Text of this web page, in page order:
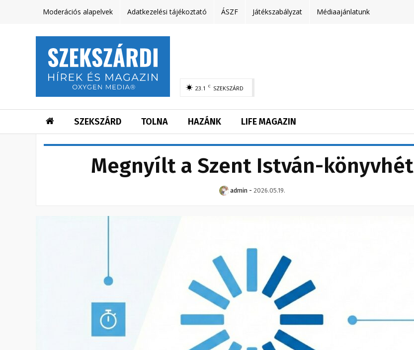
Moderációs alapelvek Adatkezelési tájékoztató ÁSZF Játékszabályzat Médiaajánlatunk
23.1 C SZEKSZÁRD
SZEKSZÁRD TOLNA HAZÁNK LIFE MAGAZIN
Megnyílt a Szent István-könyvhét
admin - 2026.05.19.